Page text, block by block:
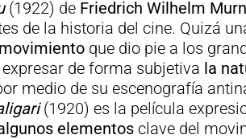
(1922) de Friedrich Wilhelm
de la historia del cine. Quizá
movimiento que dio pie a los
de forma subjetiva la
medio de su escenografía
(1920) es la película
elementosclave del